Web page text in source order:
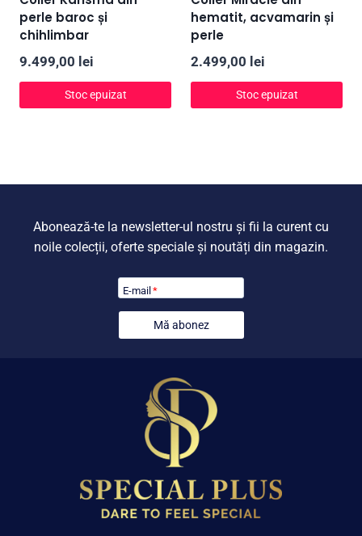
perle baroc și
chihlimbar
9.499,00 lei
Stoc epuizat
hematit, acvamarin și
perle
2.499,00 lei
Stoc epuizat
Abonează-te la newsletter-ul nostru și fii la curent cu
noile colecții, oferte speciale și noutăți din magazin.
E-mail*
Mă abonez